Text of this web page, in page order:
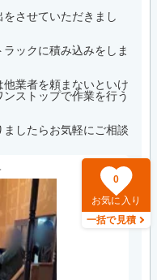
させていただきまし
ックに積み込みをしま
業者を頼まないといけ
ストップで作業を行う
したらお気軽にご相談
0
お気に入り
一括で見積